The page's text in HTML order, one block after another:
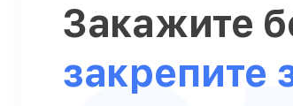
Стедикамы
Сушилки для рук
Закажите
закрепите